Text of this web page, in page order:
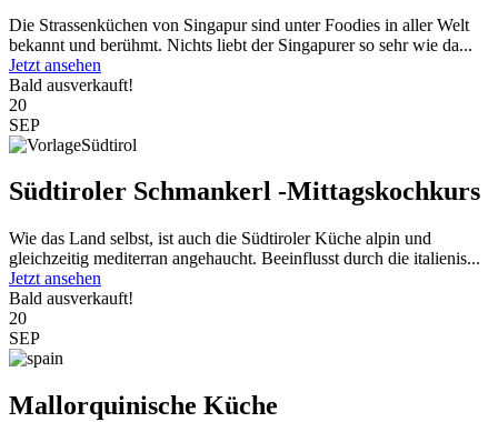
Die Strassenküchen von Singapur sind unter Foodies in aller Welt
bekannt und berühmt. Nichts liebt der Singapurer so sehr wie da...
Jetzt ansehen
Bald ausverkauft!
20
SEP
Südtiroler Schmankerl -Mittagskochkurs
Wie das Land selbst, ist auch die Südtiroler Küche alpin und
gleichzeitig mediterran angehaucht. Beeinflusst durch die italienis...
Jetzt ansehen
Bald ausverkauft!
20
SEP
Mallorquinische Küche